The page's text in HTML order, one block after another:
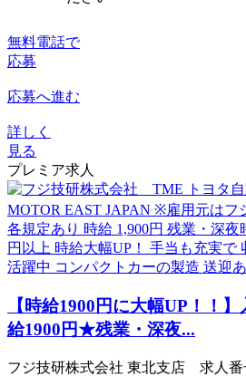
無料電話で
応募
応募へ進む
詳しく
見る
プレミア求人
【時給1900円に大幅UP！！
給1900円★残業・深夜...
フジ技研株式会社 東北支店 求人番